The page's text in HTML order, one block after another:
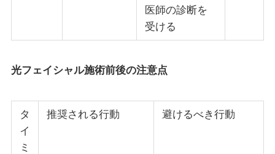
医師の診断を
受ける
光フェイシャル施術前後の注意点
タ
イ
ミ
推奨される行動 避けるべき行動